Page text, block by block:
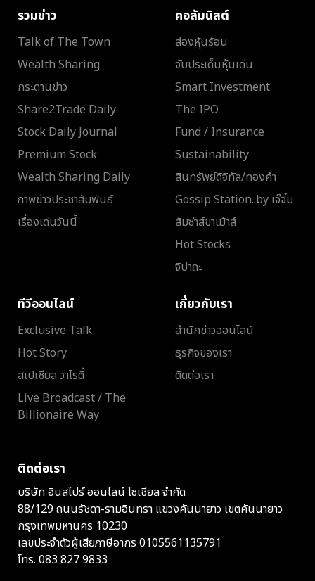
รวมข่าว
Talk of The Town
Wealth Sharing
กระดานข่าว
Share2Trade Daily
Stock Daily Journal
Premium Stock
Wealth Sharing Daily
ภาพข่าวประชาสัมพันธ์
เรื่องเด่นวันนี้
คอลัมนิสต์
ส่องหุ้นร้อน
จับประเด็นหุ้นเด่น
Smart Investment
The IPO
Fund / Insurance
Sustainability
สินทรัพย์ดิจิทัล/ทองคำ
Gossip Station..by เจ๊จิ๋ม
ส้มซ่าส์ขาเม้าส์
Hot Stocks
จิปาถะ
ทีวีออนไลน์
Exclusive Talk
Hot Story
สเปเชียล วาไรตี้
Live Broadcast / The
Billionaire Way
เกี่ยวกับเรา
สำนักข่าวออนไลน์
ธุรกิจของเรา
ติดต่อเรา
ติดต่อเรา
บริษัท อินสไปร์ ออนไลน์ โซเชียล จำกัด
88/129 ถนนรัชดา-รามอินทรา แขวงคันนายาว เขตคันนายาว
กรุงเทพมหานคร 10230
เลขประจำตัวผู้เสียภาษีอากร 0105561135791
โทร. 083 827 9833